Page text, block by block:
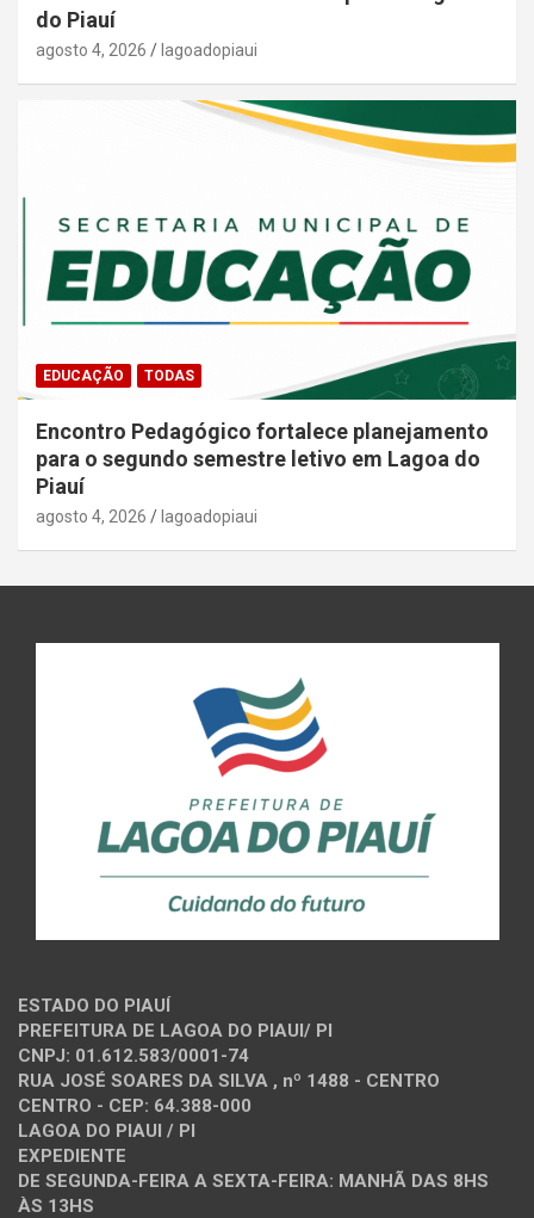
do Piauí
agosto 4, 2026 lagoadopiaui
EDUCAÇÃO TODAS
Encontro Pedagógico fortalece planejamento
para o segundo semestre letivo em Lagoa do
Piauí
agosto 4, 2026 lagoadopiaui
ESTADO DO PIAUÍ
PREFEITURA DE LAGOA DO PIAUI/ PI
CNPJ: 01.612.583/0001-74
RUA JOSÉ SOARES DA SILVA , nº 1488 - CENTRO
CENTRO - CEP: 64.388-000
LAGOA DO PIAUI / PI
EXPEDIENTE
DE SEGUNDA-FEIRA A SEXTA-FEIRA: MANHÃ DAS 8HS
ÀS 13HS